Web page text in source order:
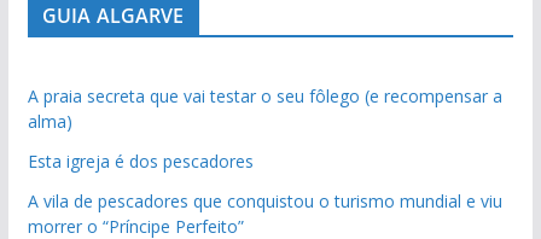
GUIA ALGARVE
A praia secreta que vai testar o seu fôlego (e recompensar a
alma)
Esta igreja é dos pescadores
A vila de pescadores que conquistou o turismo mundial e viu
morrer o “Príncipe Perfeito”